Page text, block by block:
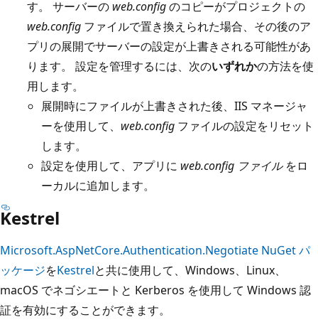
す。 サーバーの web.configのコピーがプロジェクトの
web.config ファイルで置き換えられた場合、その後のア
プリの展開でサーバーの設定が上書きされる可能性があ
ります。 設定を管理するには、次のいずれかの方法を使
用します。
展開時にファイルが上書きされた後、IIS マネージャ
ーを使用して、 web.config ファイルの設定をリセット
します。
設定を使用して、アプリに web.config ファイルをロ
ーカルに追加します。
Kestrel
Microsoft.AspNetCore.Authentication.Negotiate NuGet パ
ッケージをKestrelと共に使用して、Windows、Linux、
macOS でネゴシエートと Kerberos を使用して Windows 認
証を有効にすることができます。